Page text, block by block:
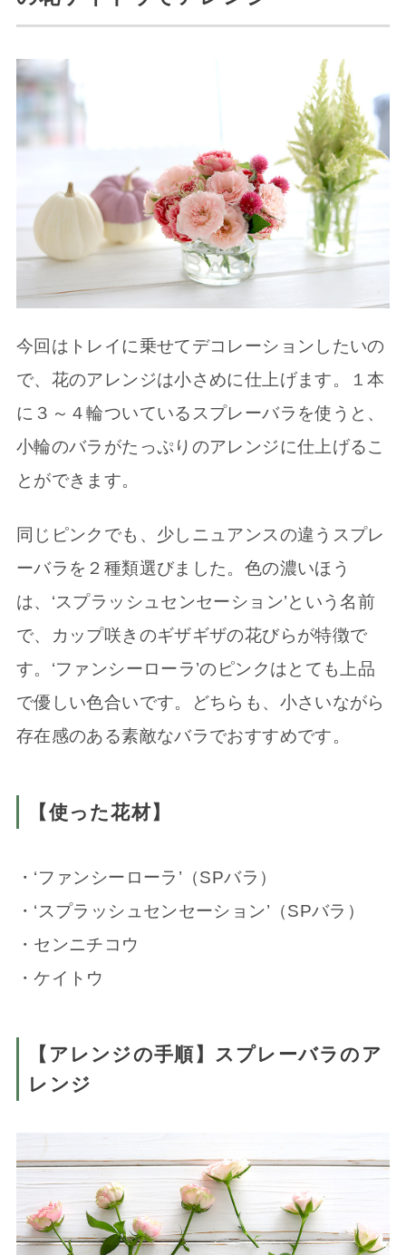
今回はトレイに乗せてデコレーションしたいの
で、花のアレンジは小さめに仕上げます。１本
に３～４輪ついているスプレーバラを使うと、
小輪のバラがたっぷりのアレンジに仕上げるこ
とができます。
同じピンクでも、少しニュアンスの違うスプレ
ーバラを２種類選びました。色の濃いほう
は、‘スプラッシュセンセーション’という名前
で、カップ咲きのギザギザの花びらが特徴で
す。‘ファンシーローラ’のピンクはとても上品
で優しい色合いです。どちらも、小さいながら
存在感のある素敵なバラでおすすめです。
【使った花材】
・‘ファンシーローラ’（SPバラ）
・‘スプラッシュセンセーション’（SPバラ）
・センニチコウ
・ケイトウ
【アレンジの手順】スプレーバラのア
レンジ